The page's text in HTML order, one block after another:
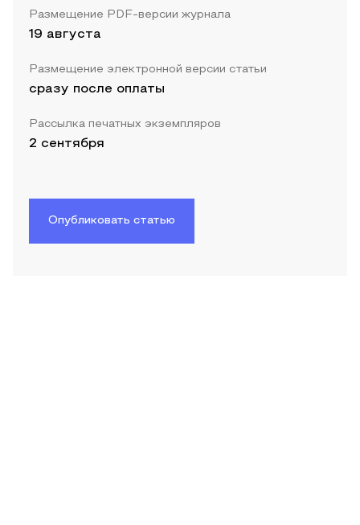
Размещение PDF-версии журнала
19 августа
Размещение электронной версии статьи
сразу после оплаты
Рассылка печатных экземпляров
2 сентября
Опубликовать статью